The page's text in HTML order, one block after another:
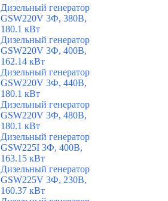
Дизельный генератор
GSW220V 3Ф, 380В,
180.1 кВт
Дизельный генератор
GSW220V 3Ф, 400В,
162.14 кВт
Дизельный генератор
GSW220V 3Ф, 440В,
180.1 кВт
Дизельный генератор
GSW220V 3Ф, 480В,
180.1 кВт
Дизельный генератор
GSW225I 3Ф, 400В,
163.15 кВт
Дизельный генератор
GSW225V 3Ф, 230В,
160.37 кВт